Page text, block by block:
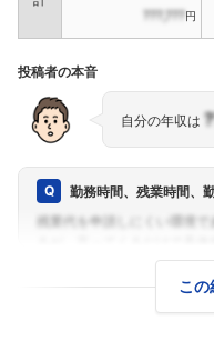
???,???円
投稿者の本音
自分の年収は
勤務時間、残業時間、
この